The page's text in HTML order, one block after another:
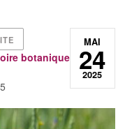
botanique
MAI
24
2025